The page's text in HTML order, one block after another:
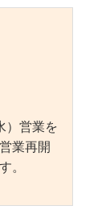
）営業を
業再開
。